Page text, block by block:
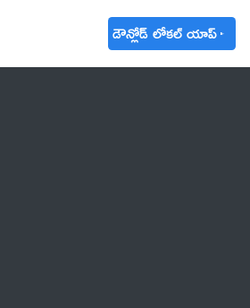
డౌన్లోడ్ లోకల్ యాప్